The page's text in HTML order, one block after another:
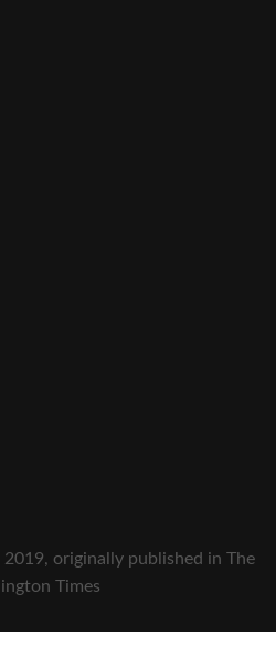
originally published in The
Times